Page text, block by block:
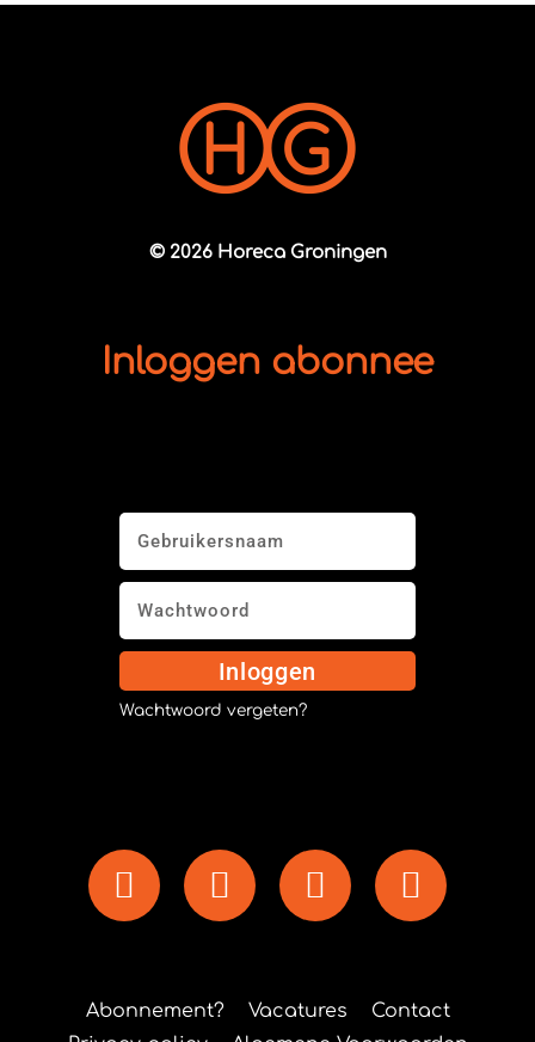
© 2026 Horeca Groningen
Inloggen abonnee
Inloggen
Wachtwoord vergeten?
Abonnement? Vacatures
Contact